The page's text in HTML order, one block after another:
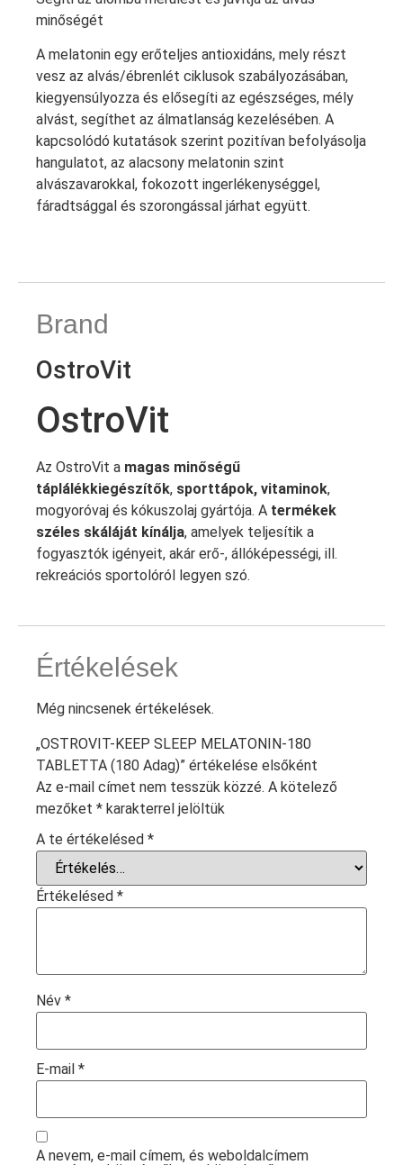
minőségét
A melatonin egy erőteljes antioxidáns, mely részt
vesz az alvás/ébrenlét ciklusok szabályozásában,
kiegyensúlyozza és elősegíti az egészséges, mély
alvást, segíthet az álmatlanság kezelésében. A
kapcsolódó kutatások szerint pozitívan befolyásolja
hangulatot, az alacsony melatonin szint
alvászavarokkal, fokozott ingerlékenységgel,
fáradtsággal és szorongással járhat együtt.
Brand
OstroVit
OstroVit
Az OstroVit a magas minőségű
táplálékkiegészítők, sporttápok, vitaminok,
mogyoróvaj és kókuszolaj gyártója. A termékek
széles skáláját kínálja, amelyek teljesítik a
fogyasztók igényeit, akár erő-, állóképességi, ill.
rekreációs sportolóról legyen szó.
Értékelések
Még nincsenek értékelések.
„OSTROVIT-KEEP SLEEP MELATONIN-180
TABLETTA (180 Adag)” értékelése elsőként
Az e-mail címet nem tesszük közzé. A kötelező
mezőket * karakterrel jelöltük
A te értékelésed *
Értékelésed *
Név *
E-mail *
A nevem, e-mail címem, és weboldalcímem